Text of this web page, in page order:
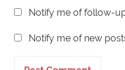
Notify me of follow-
Notify me of new